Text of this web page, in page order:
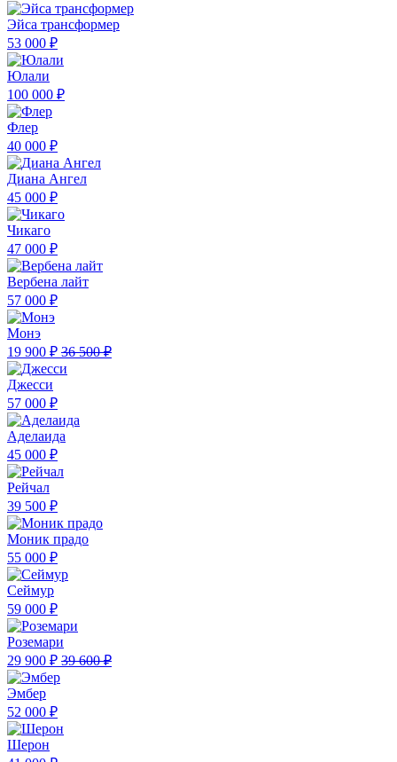
Эйса трансформер
53 000 ₽
Юлали
100 000 ₽
Флер
40 000 ₽
Диана Ангел
45 000 ₽
Чикаго
47 000 ₽
Вербена лайт
57 000 ₽
Монэ
19 900 ₽ 36 500 ₽
Джесси
57 000 ₽
Аделаида
45 000 ₽
Рейчал
39 500 ₽
Моник прадо
55 000 ₽
Сеймур
59 000 ₽
Роземари
29 900 ₽ 39 600 ₽
Эмбер
52 000 ₽
Шерон